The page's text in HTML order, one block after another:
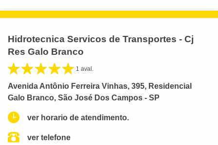
Hidrotecnica Servicos de Transportes - Cj
Res Galo Branco
1 aval.
Avenida Antônio Ferreira Vinhas, 395, Residencial
Galo Branco, São José Dos Campos - SP
ver horario de atendimento.
ver telefone